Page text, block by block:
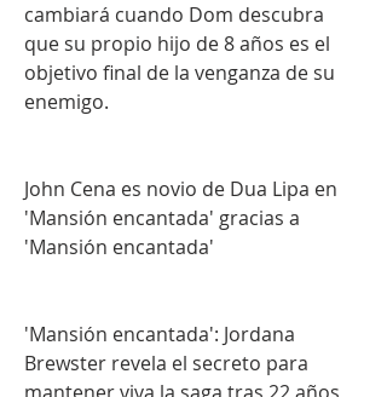
cambiará cuando Dom descubra
que su propio hijo de 8 años es el
objetivo final de la venganza de su
enemigo.
John Cena es novio de Dua Lipa en
'Mansión encantada' gracias a
'Mansión encantada'
'Mansión encantada': Jordana
Brewster revela el secreto para